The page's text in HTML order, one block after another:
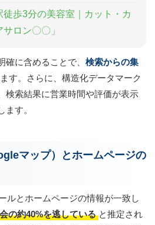
徒歩3分の美容室｜カット・カ
ロン〇〇」
に含めることで、 検索からの集
す。さらに、構造化データマーク
検索結果に営業時間や評価が表示
ます。
マップ）とホームページの
ルとホームページの情報が一致し
の約40%を逃している と推定され